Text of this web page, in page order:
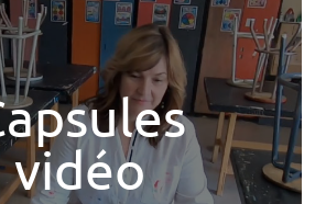
vidéo